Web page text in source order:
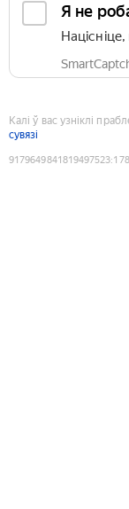
Я не
Калі ў вас узніклі
сувязі
9179649841819497523: